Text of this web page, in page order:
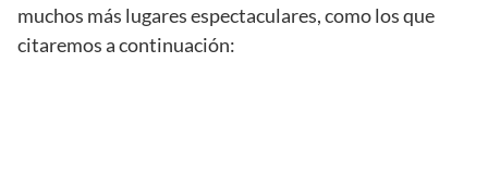
muchos más lugares espectaculares, como los que
citaremos a continuación: